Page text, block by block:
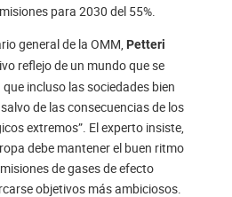
para 2030 del 55%.
general de la OMM, Petteri
reflejo de un mundo que se
incluso las sociedades bien
de las consecuencias de los
extremos”. El experto insiste,
debe mantener el buen ritmo
de gases de efecto
objetivos más ambiciosos.